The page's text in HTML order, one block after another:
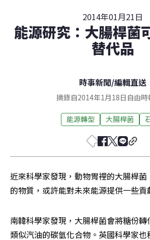
2014年01月21日
能源研究：大腸桿菌
替代品
時事新聞/編輯直送
摘錄自2014年1月18日自由時
能源轉型 大腸桿菌
近來科學家發現，動物胃裡的大腸桿
的物質，或許能對未來能源提供一些貢
南韓科學家發現，大腸桿菌會將糖份
類似汽油的碳氫化合物。英國科學家